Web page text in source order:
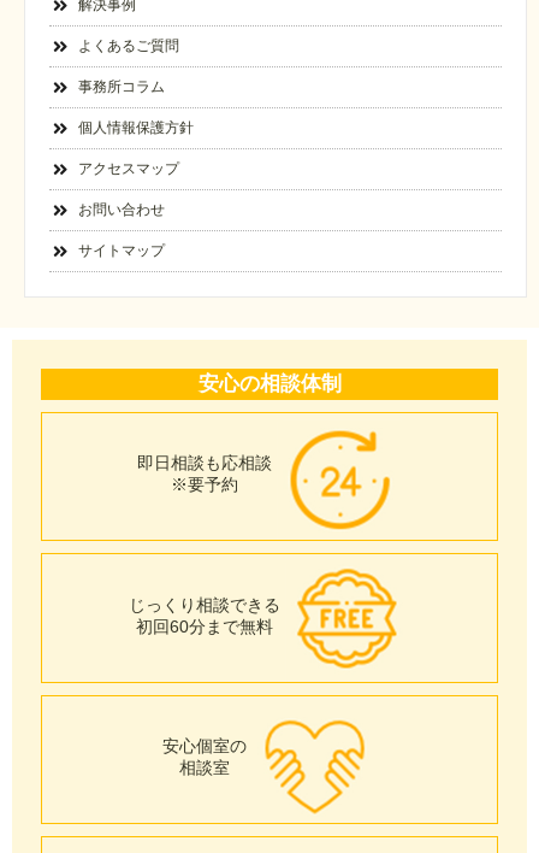
解決事例
よくあるご質問
事務所コラム
個人情報保護方針
アクセスマップ
お問い合わせ
サイトマップ
安心の相談体制
即日相談も応相談
※要予約
じっくり相談できる
初回60分まで無料
安心個室の
相談室